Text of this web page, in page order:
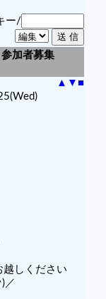
ー/
加者募集
▲ ▼ ■
越しください
／